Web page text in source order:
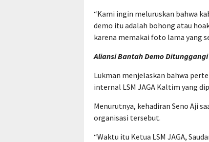
“Kami ingin meluruskan bahwa
demo itu adalah bohong atau
karena memakai foto lama yang
Aliansi Bantah Demo
Lukman menjelaskan bahwa
internal LSM JAGA Kaltim yang
Menurutnya, kehadiran Seno Aji
organisasi tersebut.
“Waktu itu Ketua LSM JAGA,